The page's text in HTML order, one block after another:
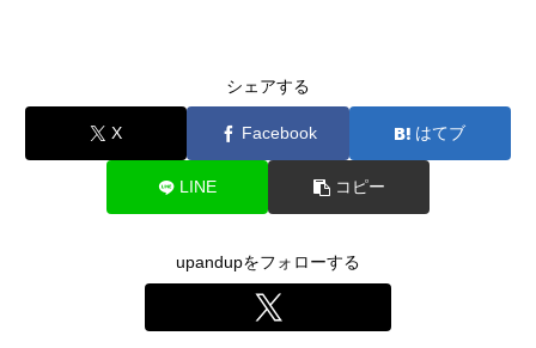
シェアする
X Facebook はてブ
LINE コピー
upandupをフォローする